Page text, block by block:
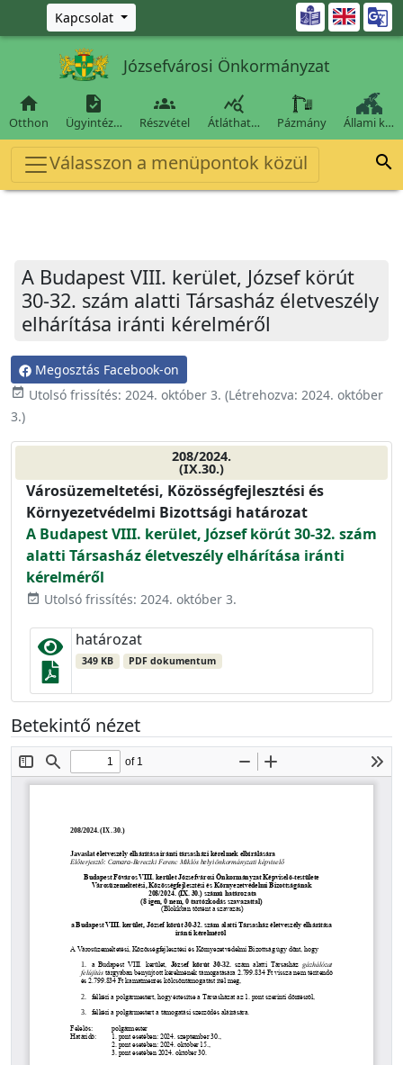
Ugrás a fő tartalomra
Kapcsolat 
Józsefvárosi Önkormányzat

Otthon

Ügyintéz…

Részvétel

Átláthat… Pázmány Állami k…
Válasszon a menüpontok közül 
A Budapest VIII. kerület, József körút
30-32. szám alatti Társasház életveszély
elhárítása iránti kérelméről
Megosztás Facebook-on
event_available Utolsó frissítés: 2024. október 3. (Létrehozva: 2024. október
3.)
208/2024.
(IX.30.)
Városüzemeltetési, Közösségfejlesztési és
Környezetvédelmi Bizottsági határozat
A Budapest VIII. kerület, József körút 30-32. szám
alatti Társasház életveszély elhárítása iránti
kérelméről
event_available Utolsó frissítés: 2024. október 3.
határozat
349 KB PDF dokumentum
Betekintő nézet